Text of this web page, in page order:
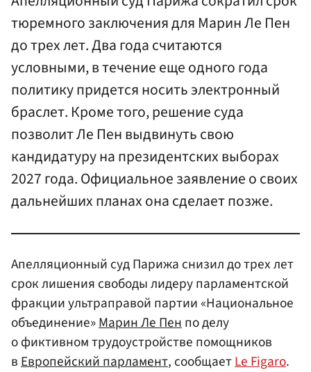
тюремного заключения для Марин Ле Пен
до трех лет. Два года считаются
условными, в течение еще одного года
политику придется носить электронный
браслет. Кроме того, решение суда
позволит Ле Пен выдвинуть свою
кандидатуру на президентских выборах
2027 года. Официальное заявление о своих
дальнейших планах она сделает позже.
Апелляционный суд Парижа снизил до трех лет
срок лишения свободы лидеру парламентской
фракции ультраправой партии «Национальное
объединение»Марин Ле Пен по делу
о фиктивном трудоустройстве помощников
в Европейский парламент, сообщаетLe Figaro.